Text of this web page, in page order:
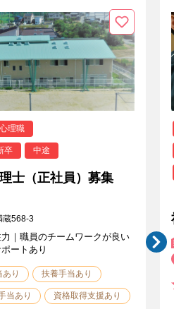
心理職
卒 中途
士（正社員）募集
蔵568-3
｜職員のチームワークが良い
ートあり
り 扶養手当あり
当あり 資格取得支援あり